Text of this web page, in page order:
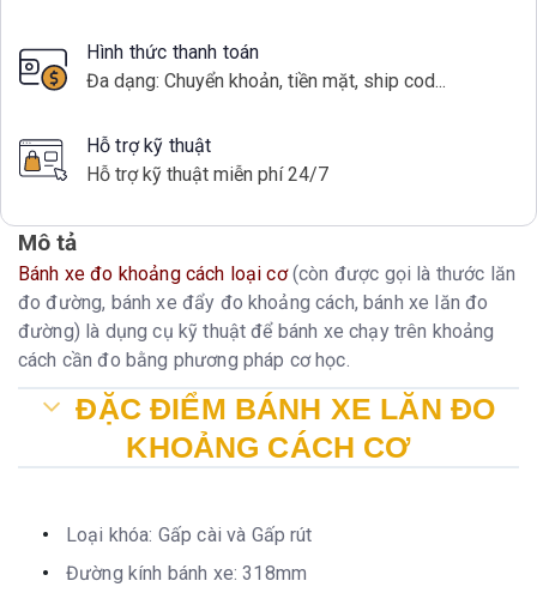
Hình thức thanh toán
Đa dạng: Chuyển khoản, tiền mặt, ship cod...
Hỗ trợ kỹ thuật
Hỗ trợ kỹ thuật miễn phí 24/7
Mô tả
Bánh xe đo khoảng cách loại cơ(còn được gọi là thước lăn
đo đường, bánh xe đẩy đo khoảng cách, bánh xe lăn đo
đường) là dụng cụ kỹ thuật để bánh xe chạy trên khoảng
cách cần đo bằng phương pháp cơ học.
ĐẶC ĐIỂM BÁNH XE LĂN ĐO
KHOẢNG CÁCH CƠ
Loại khóa: Gấp cài và Gấp rút
Đường kính bánh xe: 318mm